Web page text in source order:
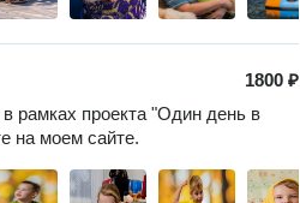
1800 ₽
рамках проекта "Один день в
на моем сайте.